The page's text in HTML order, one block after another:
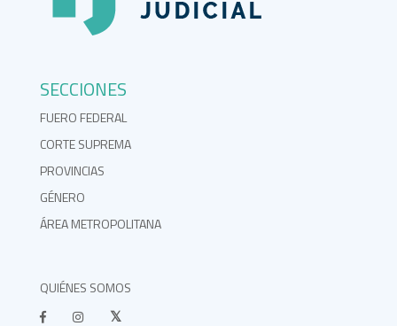
SECCIONES
FUERO FEDERAL
CORTE SUPREMA
PROVINCIAS
GÉNERO
ÁREA METROPOLITANA
QUIÉNES SOMOS